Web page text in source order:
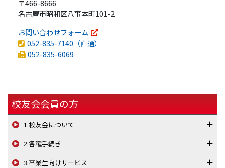
〒466-8666
名古屋市昭和区八事本町101-2
お問い合わせフォーム
052-835-7140（直通）
052-835-6069
校友会会員の方
1.校友会について
2.各種手続き
3.卒業生向けサービス